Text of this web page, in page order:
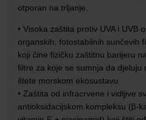
otporan na trljanje.
• Visoka zaštita protiv UVA i UVB
organskih, fotostabilnih sunčevih
koji čine fizičku zaštitnu barijeru
filtre za koje se sumnja da djeluju
štete morskom ekosustavu.
• Zaštita od infracrvene i vidljive
antioksidacijskom kompleksu (β-